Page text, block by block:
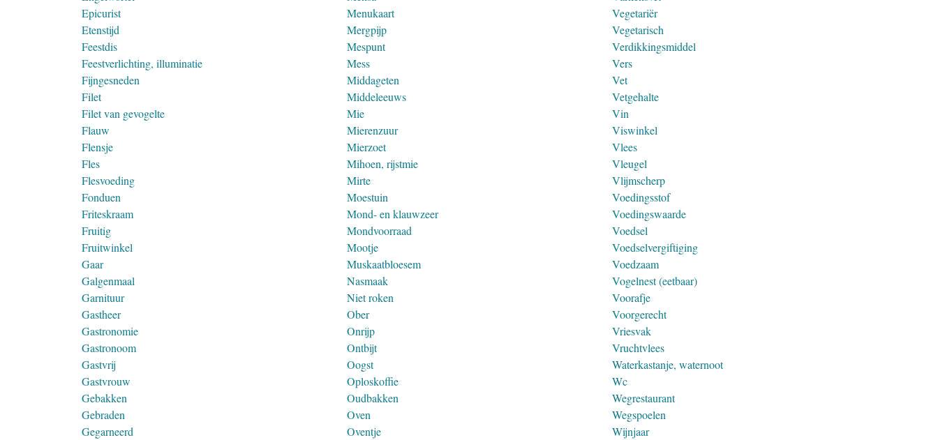
Epicurist
Etenstijd
Feestdis
Feestverlichting, illuminatie
Fijngesneden
Filet
Filet van gevogelte
Flauw
Flensje
Fles
Flesvoeding
Fonduen
Friteskraam
Fruitig
Fruitwinkel
Gaar
Galgenmaal
Garnituur
Gastheer
Gastronomie
Gastronoom
Gastvrij
Gastvrouw
Gebakken
Gebraden
Gegarneerd
Menukaart
Mergpijp
Mespunt
Mess
Middageten
Middeleeuws
Mie
Mierenzuur
Mierzoet
Mihoen, rijstmie
Mirte
Moestuin
Mond- en klauwzeer
Mondvoorraad
Mootje
Muskaatbloesem
Nasmaak
Niet roken
Ober
Onrijp
Ontbijt
Oogst
Oploskoffie
Oudbakken
Oven
Oventje
Vegetariër
Vegetarisch
Verdikkingsmiddel
Vers
Vet
Vetgehalte
Vin
Viswinkel
Vlees
Vleugel
Vlijmscherp
Voedingsstof
Voedingswaarde
Voedsel
Voedselvergiftiging
Voedzaam
Vogelnest (eetbaar)
Voorafje
Voorgerecht
Vriesvak
Vruchtvlees
Waterkastanje, waternoot
Wc
Wegrestaurant
Wegspoelen
Wijnjaar